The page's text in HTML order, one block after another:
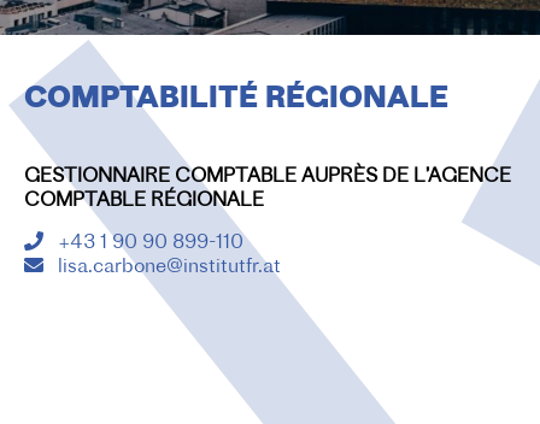
A
O
COMPTABILITÉ RÉGIONALE
GESTIONNAIRE COMPTABLE AUPRÈS DE L’AGENCE
COMPTABLE RÉGIONALE
+43 1 90 90 899-110
lisa.carbone@institutfr.at